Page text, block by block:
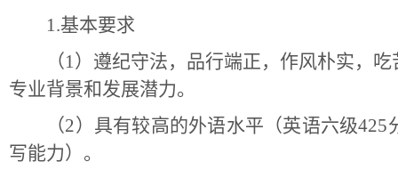
1.基本要求
（1）遵纪守法，品行端正，作风朴实，
专业背景和发展潜力。
（2）具有较高的外语水平（英语六级
写能力）。